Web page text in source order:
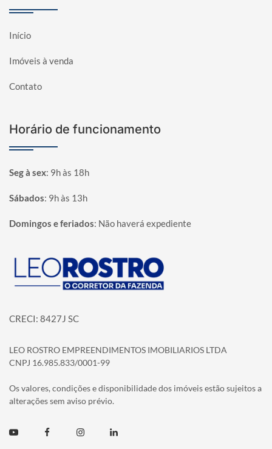
Início
Imóveis à venda
Contato
Horário de funcionamento
Seg à sex: 9h às 18h
Sábados: 9h às 13h
Domingos e feriados: Não haverá expediente
Página inicial
CRECI: 8427J SC
LEO ROSTRO EMPREENDIMENTOS IMOBILIARIOS LTDA
CNPJ 16.985.833/0001-99
Os valores, condições e disponibilidade dos imóveis estão sujeitos a
alterações sem aviso prévio.
Youtube FacebookInstagramLinkedin